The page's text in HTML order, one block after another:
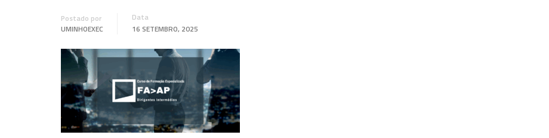
Postado por
UMINHOEXEC
Data
16 SETEMBRO, 2025